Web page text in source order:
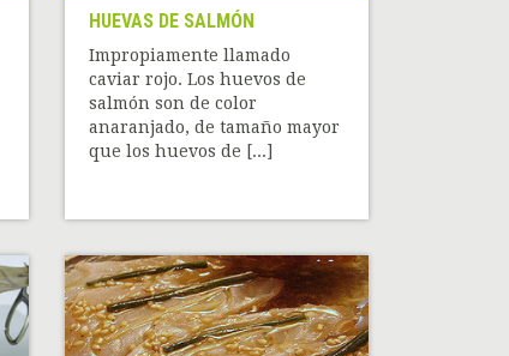
HUEVAS DE SALMÓN
Impropiamente llamado
caviar rojo. Los huevos de
salmón son de color
anaranjado, de tamaño mayor
que los huevos de [...]